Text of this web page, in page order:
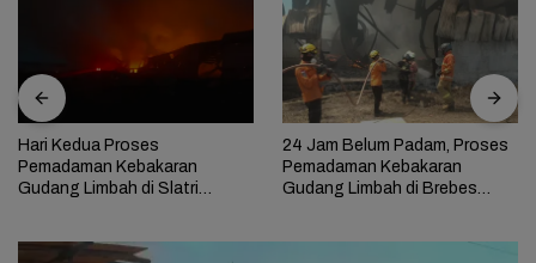
Hari Kedua Proses
Pemadaman Kebakaran
Gudang Limbah di Slatri
24 Jam Belum Padam, Proses
Pemadaman Kebakaran
Gudang Limbah di Brebes